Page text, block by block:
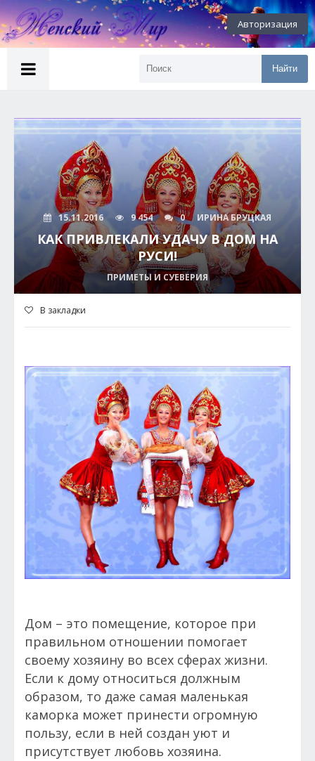
Авторизация
Найти
15.11.2016 9 454 0 ИРИНА БРУЦКАЯ
КАК ПРИВЛЕКАЛИ УДАЧУ В ДОМ НА
РУСИ!
ПРИМЕТЫ И СУЕВЕРИЯ
В закладки
Дом – это помещение, которое при
правильном отношении помогает
своему хозяину во всех сферах жизни.
Если к дому относиться должным
образом, то даже самая маленькая
каморка может принести огромную
пользу, если в ней создан уют и
присутствует любовь хозяина.